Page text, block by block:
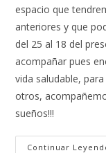
espacio que
anteriores y que
del 25 al 18 del
acompañar pues
vida saludable,
otros,
sueños!!!
Continuar